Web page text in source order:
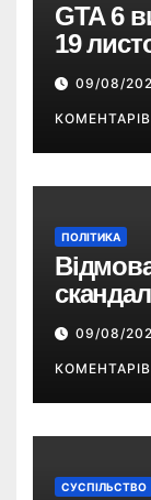
GTA 6
19
і $180
09/08/
ПОЛІТИКА
09/08/
СУСПІЛЬСТВО